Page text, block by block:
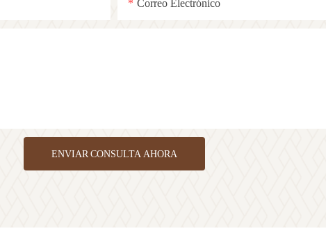
Correo Electrónico
ENVIAR CONSULTA AHORA